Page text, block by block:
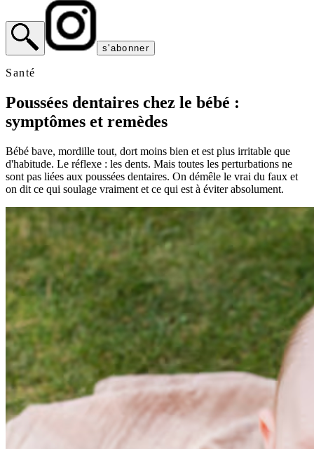
s'abonner
Santé
Poussées dentaires chez le bébé :
symptômes et remèdes
Bébé bave, mordille tout, dort moins bien et est plus irritable que
d'habitude. Le réflexe : les dents. Mais toutes les perturbations ne
sont pas liées aux poussées dentaires. On démêle le vrai du faux et
on dit ce qui soulage vraiment et ce qui est à éviter absolument.